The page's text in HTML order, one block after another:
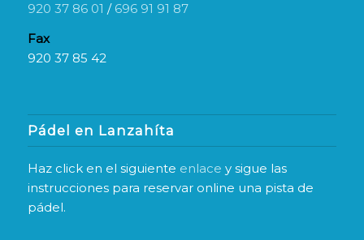
920 37 86 01 / 696 91 91 87
Fax
920 37 85 42
Pádel en Lanzahíta
Haz click en el siguiente enlace y sigue las
instrucciones para reservar online una pista de
pádel.